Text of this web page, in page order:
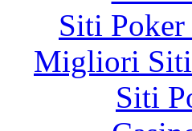
Siti
Migliori Siti
Siti